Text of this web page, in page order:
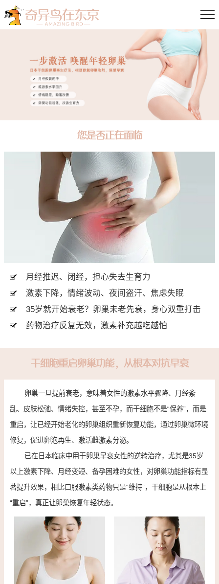
您是否正在面临
月经推迟、闭经，担心失去生育力
激素下降，情绪波动、夜间盗汗、焦虑失眠
35岁就开始衰老？卵巢未老先衰，身心双重打击
药物治疗反复无效，激素补充越吃越怕
干细胞重启卵巢功能，从根本对抗早衰
卵巢一旦提前衰老，意味着女性的激素水平骤降、月经紊
乱、皮肤松弛、情绪失控，甚至不孕，而干细胞不是“保养”，而是
重启，让已经开始老化的卵巢组织重新恢复功能，通过卵巢微环境
修复，促进卵泡再生、激活雌激素分泌。
已在日本临床中用于卵巢早衰女性的逆转治疗，尤其是35岁
以上激素下降、月经变短、备孕困难的女性，对卵巢功能指标有显
著提升效果，相比口服激素类药物只是“维持”，干细胞是从根本上
“重启”，真正让卵巢恢复年轻状态。